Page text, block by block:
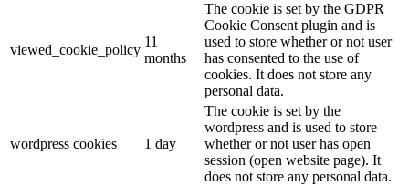
viewed_cookie_policy
11
months
The cookie is set by the GDPR
Cookie Consent plugin and is
used to store whether or not user
has consented to the use of
cookies. It does not store any
personal data.
wordpress cookies 1 day
The cookie is set by the
wordpress and is used to store
whether or not user has open
session (open website page). It
does not store any personal data.